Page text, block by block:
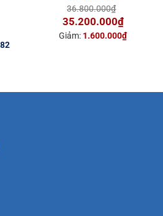
36.800.000₫
Giá
gốc
35.200.000₫Giá
hiện
Giảm: 1.600.000₫